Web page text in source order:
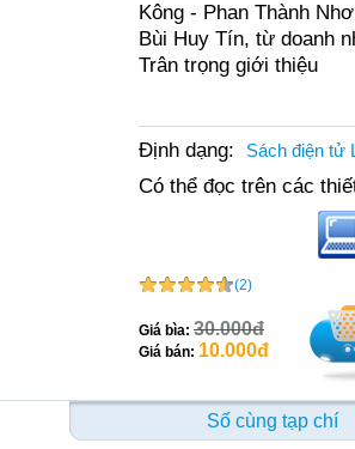
Kông - Phan Thành
Bùi Huy Tín, từ doanh
Trân trọng giới thiệu
Định dạng: Sách điện tử
Có thể đọc trên các
(2)
Giá bìa: 30.000đ
Giá bán: 10.000đ
Số cùng tạp chí